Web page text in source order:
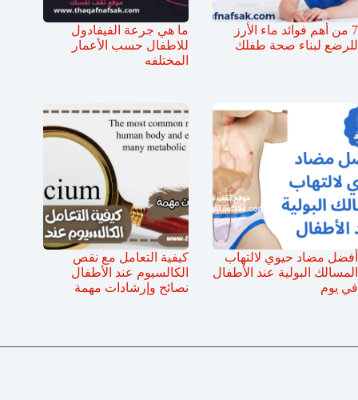
7 من أهم فوائد ماء الأرز
للرضع لبناء صحة طفلك
ما هي جرعة الفيفادول
للاطفال حسب الأعمار
المختلفه
أفضل مضاد حيوي لالتهاب
المسالك البولية عند الأطفال
في يوم
كيفية التعامل مع نقص
الكالسيوم عند الأطفال
نصائح وإرشادات مهمة